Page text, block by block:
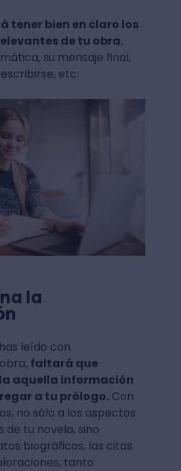
tener bien en claro los
de tu obra,
su mensaje final,
etc.
la
leído con
, faltará que
aquella información
a tu prólogo.Con
no sólo a los aspectos
tu novela, sino
biográficos, las citas
tanto